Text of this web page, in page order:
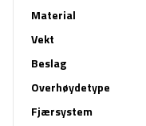
Material
Vekt
Beslag
Overhøydetype
Fjærsystem